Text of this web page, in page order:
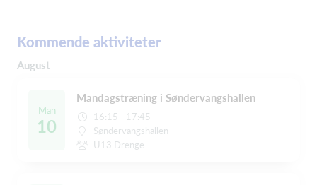
Kommende aktiviteter
August
Man
10
Mandagstræning i Søndervangshallen
16:15 - 17:45
Søndervangshallen
U13 Drenge